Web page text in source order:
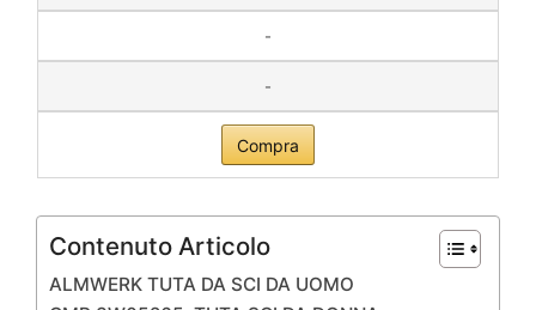
-
-
Compra
Contenuto Articolo
ALMWERK TUTA DA SCI DA UOMO